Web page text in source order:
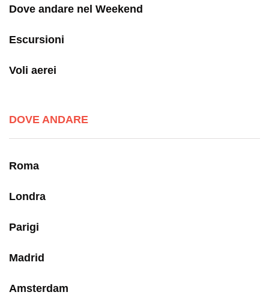
Dove andare nel Weekend
Escursioni
Voli aerei
DOVE ANDARE
Roma
Londra
Parigi
Madrid
Amsterdam